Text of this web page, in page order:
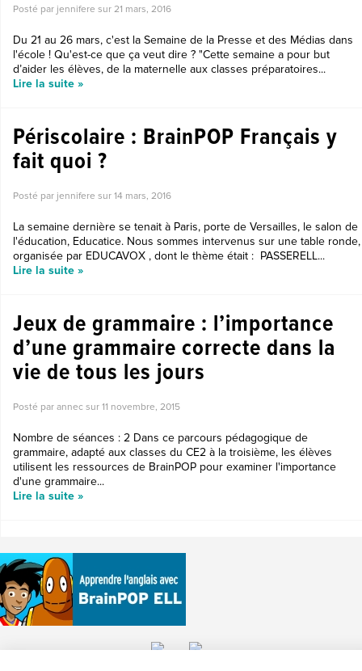
Posté par jennifere sur 21 mars, 2016
Du 21 au 26 mars, c'est la Semaine de la Presse et des Médias dans
l'école ! Qu'est-ce que ça veut dire ? "Cette semaine a pour but
d’aider les élèves, de la maternelle aux classes préparatoires...
Lire la suite »
Périscolaire : BrainPOP Français y
fait quoi ?
Posté par jennifere sur 14 mars, 2016
La semaine dernière se tenait à Paris, porte de Versailles, le salon de
l'éducation, Educatice. Nous sommes intervenus sur une table ronde,
organisée par EDUCAVOX , dont le thème était : PASSERELL...
Lire la suite »
Jeux de grammaire : l’importance
d’une grammaire correcte dans la
vie de tous les jours
Posté par annec sur 11 novembre, 2015
Nombre de séances : 2 Dans ce parcours pédagogique de
grammaire, adapté aux classes du CE2 à la troisième, les élèves
utilisent les ressources de BrainPOP pour examiner l'importance
d'une grammaire...
Lire la suite »